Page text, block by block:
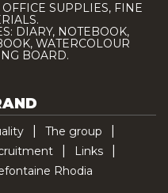
SUPPLIES, FINE
DIARY, NOTEBOOK,
WATERCOLOUR
BOARD.
The group
Links
Rhodia